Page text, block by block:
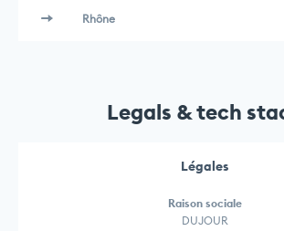
Rhône
Legals & tech
Légales
Raison sociale
DUJOUR